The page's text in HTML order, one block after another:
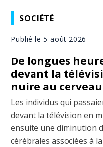
SOCIÉTÉ
Publié le 5 août 2026
De longues
devant la
nuire au cerveau
Les individus qui
devant la télévision en
ensuite une diminution
cérébrales associées à